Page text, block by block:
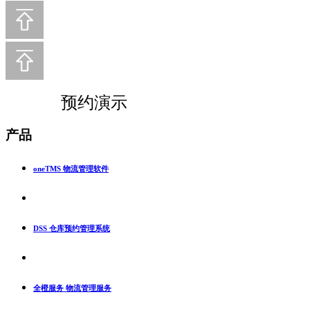
预约演示
产品
oneTMS 物流管理软件
DSS 仓库预约管理系统
全橙服务 物流管理服务